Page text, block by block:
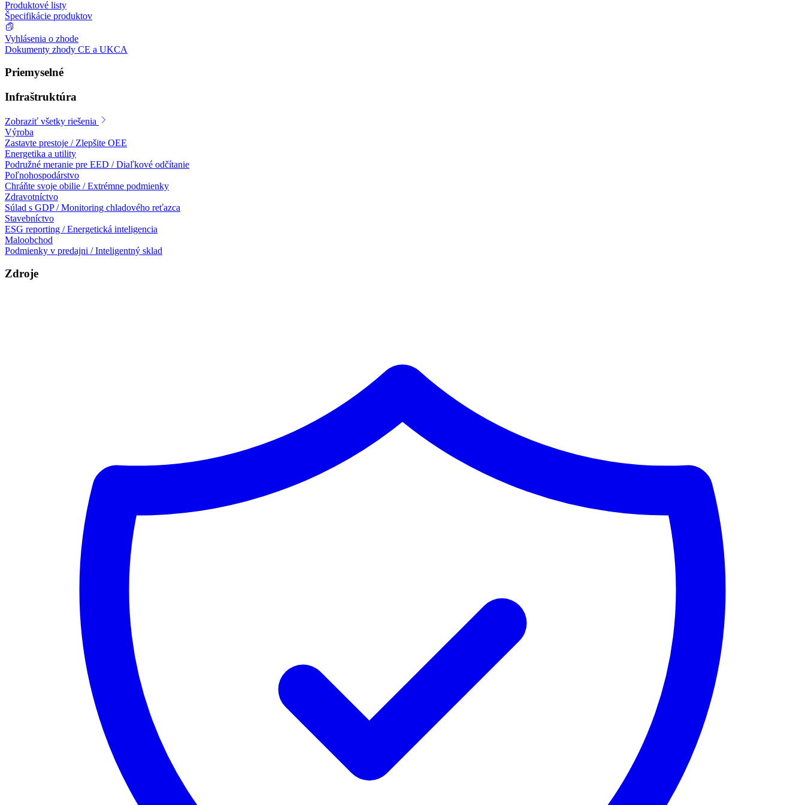
Produktové listy
Špecifikácie produktov
Vyhlásenia o zhode
Dokumenty zhody CE a UKCA
Priemyselné
Infraštruktúra
Zobraziť všetky riešenia
Výroba
Zastavte prestoje / Zlepšite OEE
Energetika a utility
Podružné meranie pre EED / Diaľkové odčítanie
Poľnohospodárstvo
Chráňte svoje obilie / Extrémne podmienky
Zdravotníctvo
Súlad s GDP / Monitoring chladového reťazca
Stavebníctvo
ESG reporting / Energetická inteligencia
Maloobchod
Podmienky v predajni / Inteligentný sklad
Zdroje